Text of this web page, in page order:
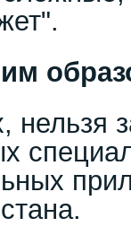
нельзя